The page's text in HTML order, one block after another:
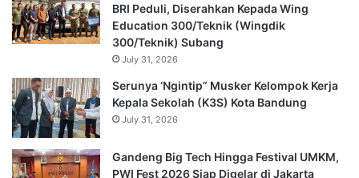
BRI Peduli, Diserahkan Kepada Wing
Education 300/Teknik (Wingdik
300/Teknik) Subang
July 31, 2026
Serunya ‘Ngintip” Musker Kelompok Kerja
Kepala Sekolah (K3S) Kota Bandung
July 31, 2026
Gandeng Big Tech Hingga Festival UMKM,
PWI Fest 2026 Siap Digelar di Jakarta